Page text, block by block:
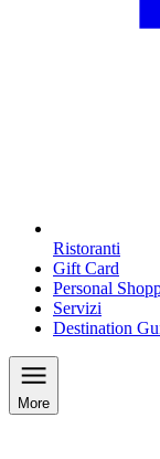
Ristoranti
Gift Card
Personal
Servizi
Destination
More